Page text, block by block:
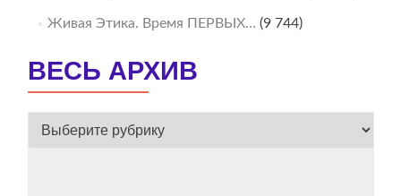
Живая Этика. Время ПЕРВЫХ… (9 744)
ВЕСЬ АРХИВ
ВЕСЬ